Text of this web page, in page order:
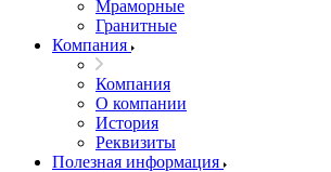
Мраморные
Гранитные
Компания
Компания
О компании
История
Реквизиты
Полезная информация